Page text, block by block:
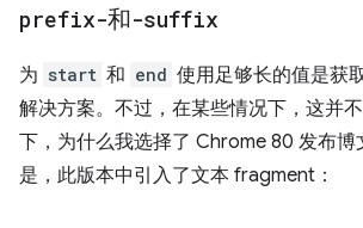
prefix-和-suffix
为 start 和 end 使用足够长的值是获
解决方案。不过，在某些情况下，这并
下，为什么我选择了 Chrome 80 发布博
是，此版本中引入了文本 fragment：